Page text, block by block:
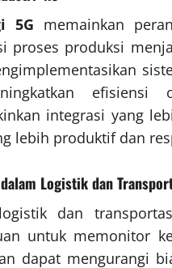
5G memainkan
proses produksi
efisiensi
integrasi yang
lebih produktif dan
Logistik dan
dan
untuk memonitor
dapat mengurangi